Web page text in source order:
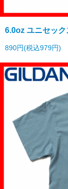
6.0oz ユニセッ
890円(税込979円)